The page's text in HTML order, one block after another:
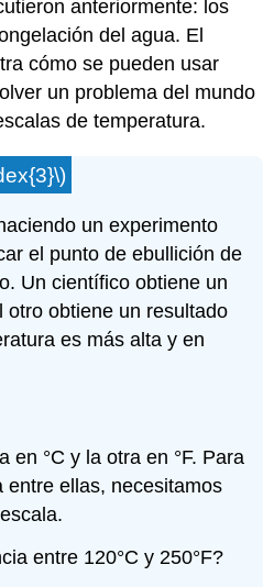
anteriormente: los
del agua. El
cómo se pueden usar
un problema del mundo
de temperatura.
un experimento
el punto de ebullición de
Un científico obtiene un
otro obtiene un resultado
es más alta y en
en °C y la otra en °F. Para
entre ellas, necesitamos
entre 120°C y 250°F?